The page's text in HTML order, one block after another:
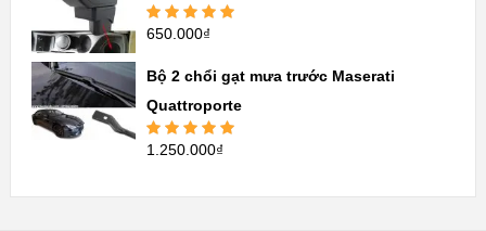
Được xếp
sao
650.000₫
Bộ 2 chổi gạt mưa trước Maserati
Quattroporte
Được xếp
1.250.000₫